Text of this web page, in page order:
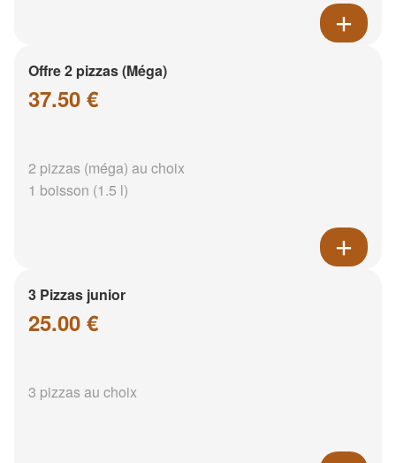
Offre 2 pizzas (Méga)
37.50 €
2 pizzas (méga) au choix
1 boisson (1.5 l)
3 Pizzas junior
25.00 €
3 pizzas au choix